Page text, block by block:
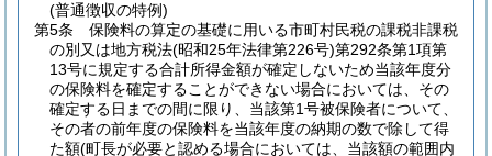
(普通徴収の特例)
第5条
保険料の算定の基礎に用いる市町村民税の課税非課税
の別又は地方税法(昭和25年法律第226号)第292条第1項第
13号に規定する合計所得金額が確定しないため当該年度分
の保険料を確定することができない場合においては、その
確定する日までの間に限り、当該第1号被保険者について、
その者の前年度の保険料を当該年度の納期の数で除して得
た額(町長が必要と認める場合においては、当該額の範囲内